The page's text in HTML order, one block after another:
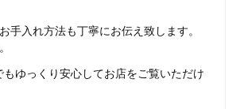
手入れ方法も丁寧にお伝え致します。
ゆっくり安心してお店をご覧いただけ